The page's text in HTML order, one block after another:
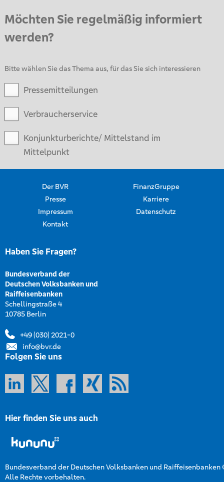
Möchten Sie regelmäßig informiert
werden?
Bitte wählen Sie das Thema aus, für das Sie sich interessieren
Pressemitteilungen
Verbraucherservice
Konjunkturberichte/ Mittelstand im
Mittelpunkt
Der BVR
FinanzGruppe
Presse
Karriere
Impressum
Datenschutz
Kontakt
Haben Sie Fragen?
Bundesverband der
Deutschen Volksbanken und
Raiffeisenbanken
Schellingstraße 4
10785 Berlin
+49 (030) 2021-0
info@bvr.de
Folgen Sie uns
Hier finden Sie uns auch
Bundesverband der Deutschen Volksbanken und Raiffeisenbanken
Alle Rechte vorbehalten.